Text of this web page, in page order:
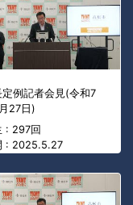
定例記者会見(令和7
27日)
: 297回
: 2025.5.27